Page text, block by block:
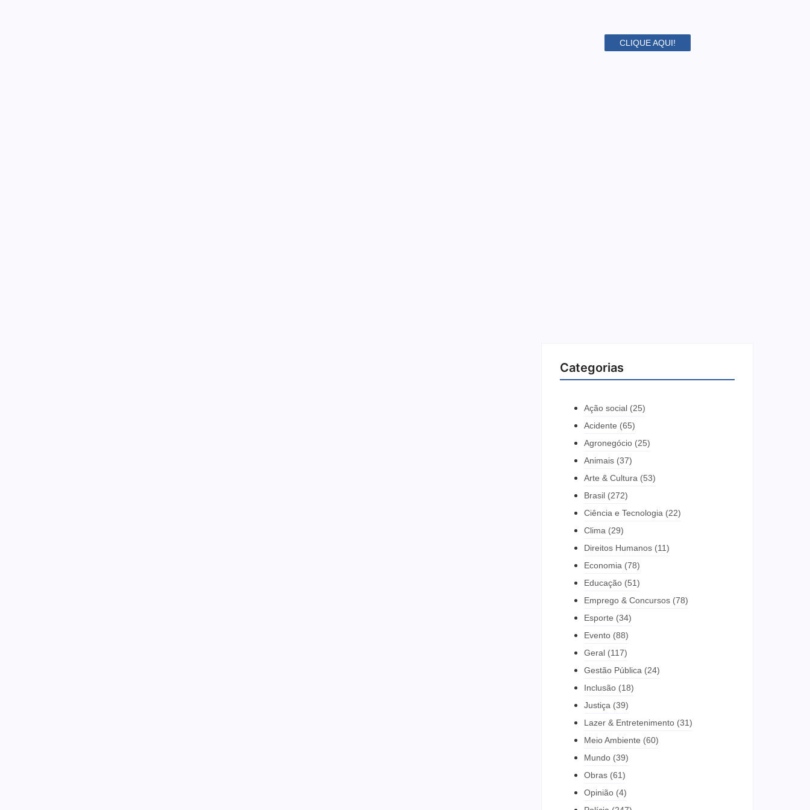
CLIQUE AQUI!
Categorias
Ação social (25)
Acidente (65)
Agronegócio (25)
Animais (37)
Arte & Cultura (53)
Brasil (272)
Ciência e Tecnologia (22)
Clima (29)
Direitos Humanos (11)
Economia (78)
Educação (51)
Emprego & Concursos (78)
Esporte (34)
Evento (88)
Geral (117)
Gestão Pública (24)
Inclusão (18)
Justiça (39)
Lazer & Entretenimento (31)
Meio Ambiente (60)
Mundo (39)
Obras (61)
Opinião (4)